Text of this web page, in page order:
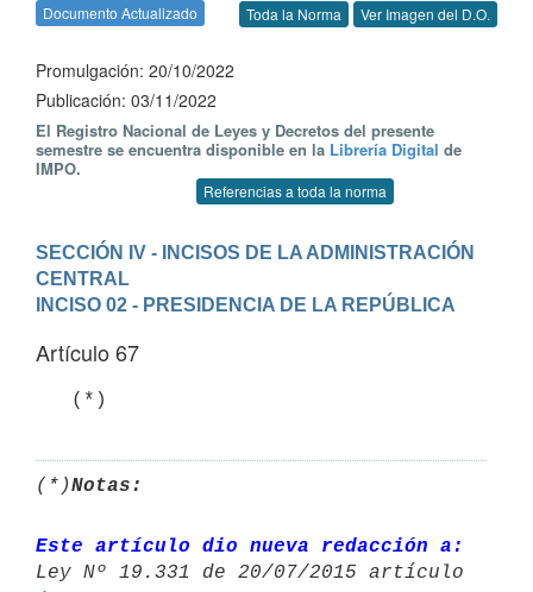
Documento Actualizado Toda la Norma Ver Imagen del D.O.
Promulgación: 20/10/2022
Publicación: 03/11/2022
El Registro Nacional de Leyes y Decretos del presente
semestre se encuentra disponible en la Librería Digital de
IMPO.
Referencias a toda la norma
SECCIÓN IV - INCISOS DE LA ADMINISTRACIÓN
CENTRAL
INCISO 02 - PRESIDENCIA DE LA REPÚBLICA
Artículo 67
   (*)
(*)Notas:
Este artículo dio nueva redacción a: